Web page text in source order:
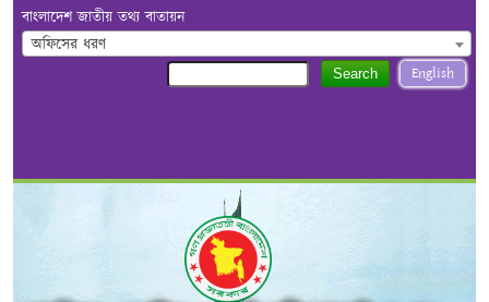
বাংলাদেশ জাতীয় তথ্য বাতায়ন
অফিসের ধরণ
English
Search